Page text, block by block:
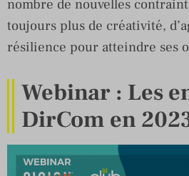
nombre de nouvelles
toujours plus de créativité,
résilience pour atteindre ses
Webinar : Les
DirCom en